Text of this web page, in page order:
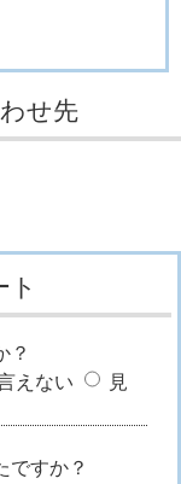
せ先
？
えない
見
ですか？